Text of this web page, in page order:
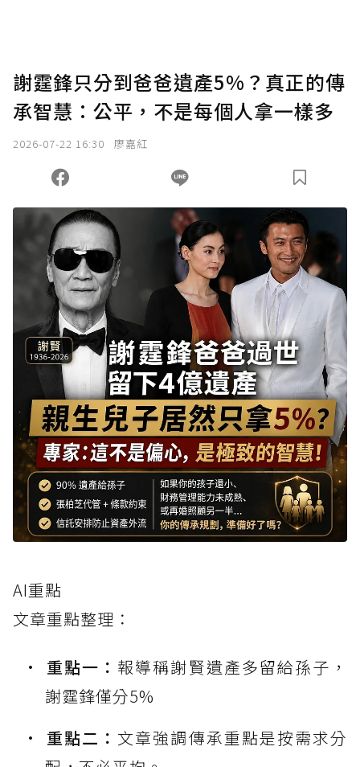
謝霆鋒只分到爸爸遺產5%？真正的傳
承智慧：公平，不是每個人拿一樣多
2026-07-22 16:30 廖嘉紅
AI重點
文章重點整理：
重點一： 報導稱謝賢遺產多留給孫子，
謝霆鋒僅分5%
重點二： 文章強調傳承重點是按需求分